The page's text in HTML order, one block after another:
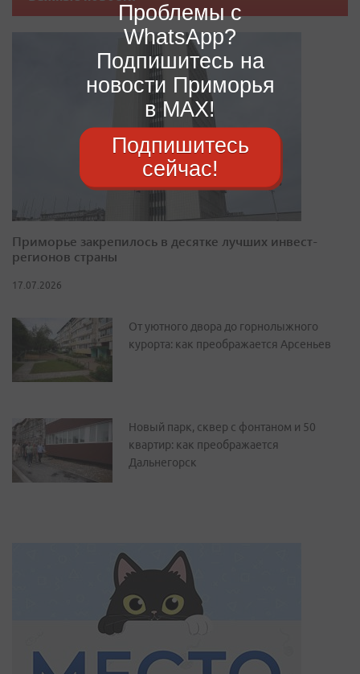
Приморье закрепилось в десятке лучших инвест-
регионов страны
17.07.2026
От уютного двора до горнолыжного
курорта: как преображается Арсеньев
Новый парк, сквер с фонтаном и 50
квартир: как преображается
Дальнегорск
Проблемы с
WhatsApp?
Подпишитесь на
новости Приморья
в MAX!
Подпишитесь
сейчас!